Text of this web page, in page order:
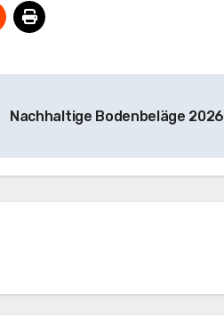
Nachhaltige Bodenbeläge 2026